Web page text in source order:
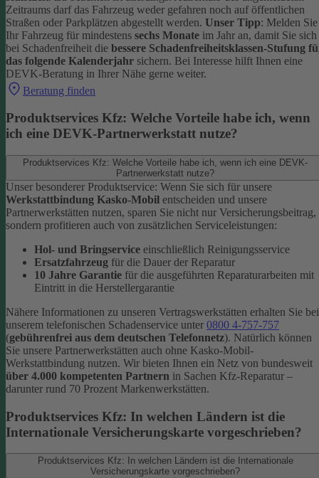
Zeitraums darf das Fahrzeug weder gefahren noch auf öffentlichen
Straßen oder Parkplätzen abgestellt werden. Unser Tipp: Melden Sie
Ihr Fahrzeug für mindestens sechs Monate im Jahr an, damit Sie sich
bei Schadenfreiheit die bessere Schadenfreiheitsklassen-Stufung
das folgende Kalenderjahr sichern. Bei Interesse hilft Ihnen eine
DEVK-Beratung in Ihrer Nähe gerne weiter.
Beratung finden
Produktservices Kfz: Welche Vorteile habe ich, wenn
ich eine DEVK-Partnerwerkstatt nutze?
Produktservices Kfz: Welche Vorteile habe ich, wenn ich eine DEVK-
Partnerwerkstatt nutze?
Unser besonderer Produktservice: Wenn Sie sich für unsere
Werkstattbindung Kasko-Mobil entscheiden und unsere
Partnerwerkstätten nutzen, sparen Sie nicht nur Versicherungsbeitrag,
sondern profitieren auch von zusätzlichen Serviceleistungen:
Hol- und Bringservice einschließlich Reinigungsservice
Ersatzfahrzeug für die Dauer der Reparatur
10 Jahre Garantie für die ausgeführten Reparaturarbeiten mit
Eintritt in die Herstellergarantie
Nähere Informationen zu unseren Vertragswerkstätten erhalten Sie bei
unserem telefonischen Schadenservice unter 0800 4-757-757
(gebührenfrei aus dem deutschen Telefonnetz). Natürlich können
Sie unsere Partnerwerkstätten auch ohne Kasko-Mobil-
Werkstattbindung nutzen. Wir bieten Ihnen ein Netz von bundesweit
über 4.000 kompetenten Partnern in Sachen Kfz-Reparatur –
darunter rund 70 Prozent Markenwerkstätten.
Produktservices Kfz: In welchen Ländern ist die
Internationale Versicherungskarte vorgeschrieben?
Produktservices Kfz: In welchen Ländern ist die Internationale
Versicherungskarte vorgeschrieben?